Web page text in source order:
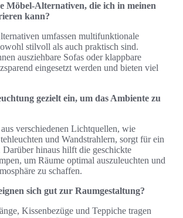
Möbel-Alternativen, die ich in meinen
kann?
umfassen multifunktionale
stilvoll als auch praktisch sind.
ausziehbare Sofas oder klappbare
eingesetzt werden und bieten viel
gezielt ein, um das Ambiente zu
verschiedenen Lichtquellen, wie
und Wandstrahlern, sorgt für ein
Darüber hinaus hilft die geschickte
um Räume optimal auszuleuchten und
zu schaffen.
sich gut zur Raumgestaltung?
Kissenbezüge und Teppiche tragen